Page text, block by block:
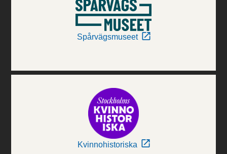
Spårvägsmuseet
Kvinnohistoriska